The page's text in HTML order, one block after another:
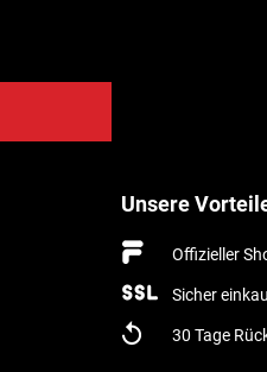
Unsere
Offizieller
Sicher
30 Tage